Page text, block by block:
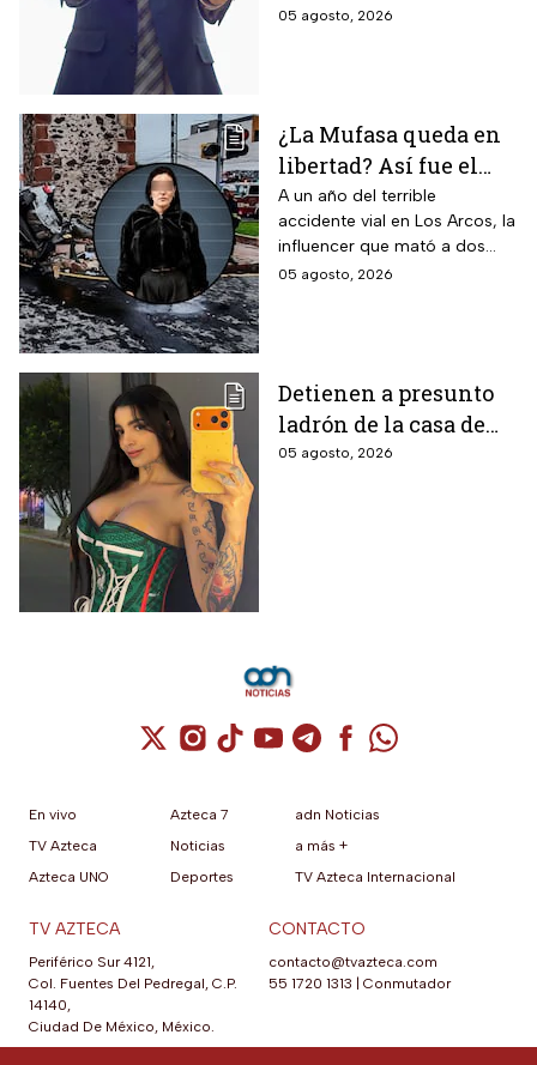
cámara, clave para tu
05 agosto, 2026
¿La Mufasa queda en
libertad? Así fue el
aparatoso accidente
en Los Arcos de
Querétaro en el que
murieron 2 personas
A un año del terrible
accidente vial en Los Arcos, la
influencer que mató a dos
personas podría ser liberada
05 agosto, 2026
Detienen a presunto
ladrón de la casa de
Karely Ruiz: la huella
05 agosto, 2026
Cuenta de X / Twitter (se abre en una
Cuenta de Instagram (se abre en una
Cuenta de TikTok (se abre en
Cuenta de YouTube (se abre
Cuenta de Telegram (se
Cuenta de
Cuenta de
En vivo
TV Azteca
Azteca UNO
Azteca 7
Noticias
Deportes
adn Noticias
a más +
TV Azteca Internacional
TV AZTECA
Periférico Sur 4121,
Col. Fuentes Del Pedregal, C.P.
14140,
Ciudad De México, México.
CONTACTO
contacto@tvazteca.com
55 1720 1313
Conmutador